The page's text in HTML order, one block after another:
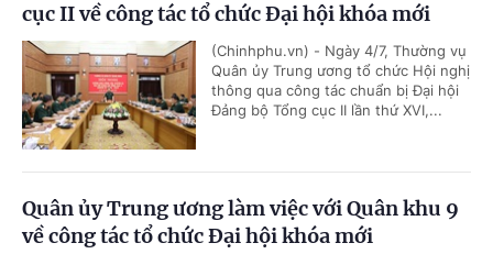
cục II về công tác tổ chức Đại hội khóa mới
(Chinhphu.vn) - Ngày 4/7, Thường vụ
Quân ủy Trung ương tổ chức Hội nghị
thông qua công tác chuẩn bị Đại hội
Đảng bộ Tổng cục II lần thứ XVI,...
Quân ủy Trung ương làm việc với Quân khu 9
về công tác tổ chức Đại hội khóa mới